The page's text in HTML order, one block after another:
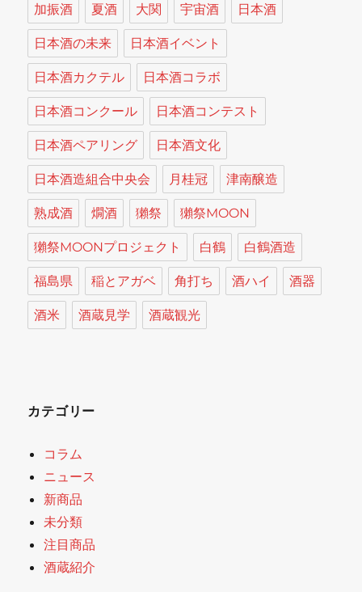
加振酒 夏酒 大関 宇宙酒 日本酒
日本酒の未来 日本酒イベント
日本酒カクテル 日本酒コラボ
日本酒コンクール 日本酒コンテスト
日本酒ペアリング 日本酒文化
日本酒造組合中央会 月桂冠 津南醸造
熟成酒 燗酒 獺祭 獺祭MOON
獺祭MOONプロジェクト 白鶴 白鶴酒造
福島県 稲とアガベ 角打ち 酒ハイ 酒器
酒米 酒蔵見学 酒蔵観光
カテゴリー
コラム
ニュース
新商品
未分類
注目商品
酒蔵紹介